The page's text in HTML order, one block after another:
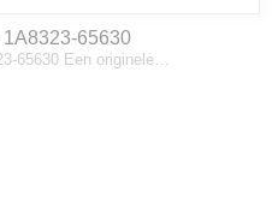
1A8323-65630
65630 Een originele…